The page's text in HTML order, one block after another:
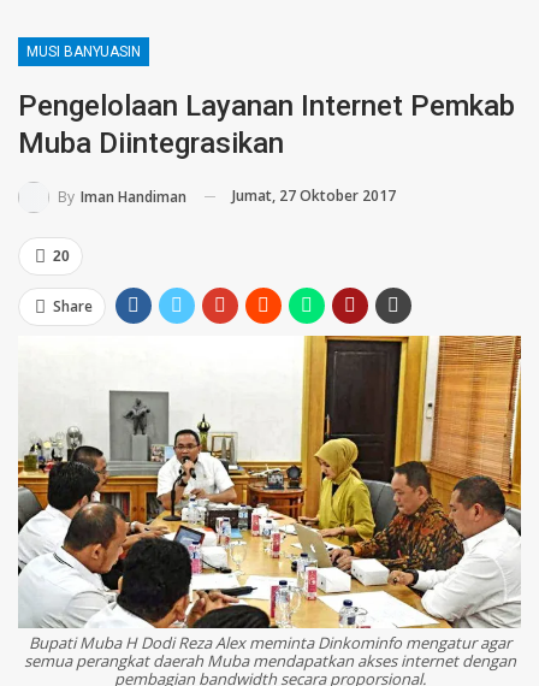
MUSI BANYUASIN
Pengelolaan Layanan Internet Pemkab
Muba Diintegrasikan
By Iman Handiman Jumat, 27 Oktober 2017
20
Share
Bupati Muba H Dodi Reza Alex meminta Dinkominfo mengatur agar
semua perangkat daerah Muba mendapatkan akses internet dengan
pembagian bandwidthsecara proporsional.